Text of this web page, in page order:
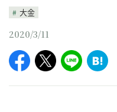
大金
2020/3/11